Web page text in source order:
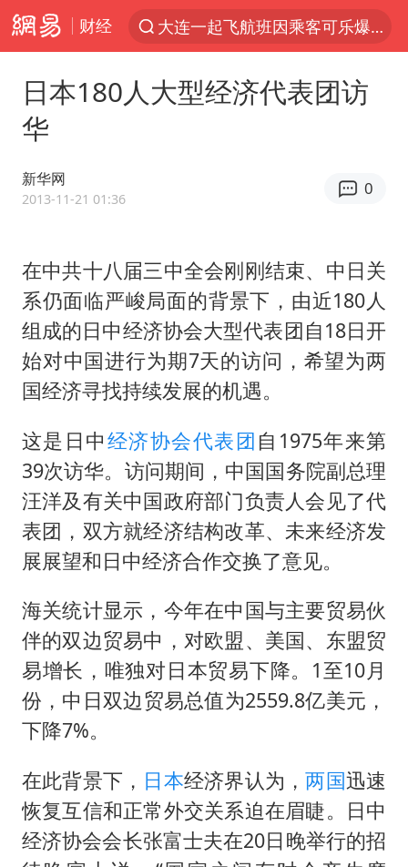
财经
大连一起飞航班因乘客可乐爆瓶折返
SK海力士回应“或出售重庆工厂”传闻
中央气象台继续发布暴雨橙警
血指纹匹配成功，20年悬案告破！凶手被执行死刑
相声演员李晓龙因病去世 年仅38岁
演员秦焰去世 曾出演《狂飙》
“还不如不放假”
武契奇：欧洲已处于大战边缘
经销商证实雪佛兰已暂停在华新车销售
7月CPI同比上涨0.5% 经济内生增长动力持续增强
部分银行上调存款利率
白海豚突然大拐弯 走出罕见路线
下党之路
日本180人大型经济代表团访
华
新华网
2013-11-21 01:36
0
在中共十八届三中全会刚刚结束、中日关
系仍面临严峻局面的背景下，由近180人
组成的日中经济协会大型代表团自18日开
始对中国进行为期7天的访问，希望为两
国经济寻找持续发展的机遇。
这是日中经济协会代表团 自1975年来第
39次访华。访问期间，中国国务院副总理
汪洋及有关中国政府部门负责人会见了代
表团，双方就经济结构改革、未来经济发
展展望和日中经济合作交换了意见。
海关统计显示，今年在中国与主要贸易伙
伴的双边贸易中，对欧盟、美国、东盟贸
易增长，唯独对日本贸易下降。1至10月
份，中日双边贸易总值为2559.8亿美元，
下降7%。
在此背景下， 日本经济界认为，两国迅速
恢复互信和正常外交关系迫在眉睫。日中
经济协会会长张富士夫在20日晚举行的招